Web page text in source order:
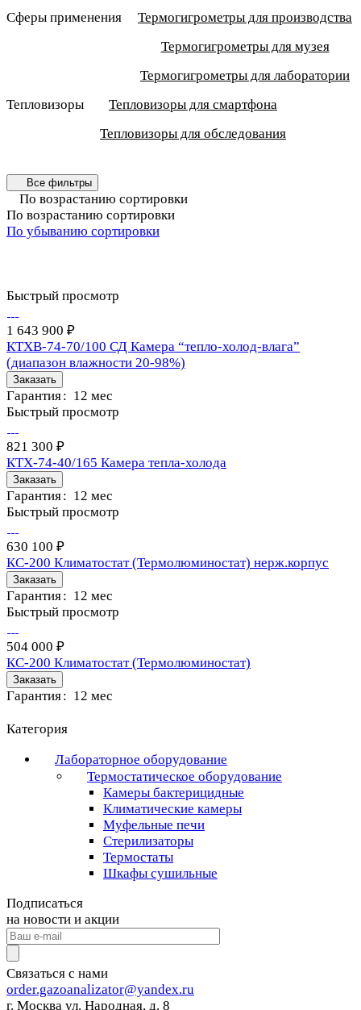
Сферы применения
Термогигрометры для производства
Термогигрометры для музея
Термогигрометры для лаборатории
Тепловизоры
Тепловизоры для смартфона
Тепловизоры для обследования
Все фильтры
По возрастанию сортировки
По возрастанию сортировки
По убыванию сортировки
Быстрый просмотр
1 643 900 ₽
КТХВ-74-70/100 СД Камера “тепло-холод-влага”
(диапазон влажности 20-98%)
Заказать
Гарантия: 12 мес
Быстрый просмотр
821 300 ₽
КТХ-74-40/165 Камера тепла-холода
Заказать
Гарантия: 12 мес
Быстрый просмотр
630 100 ₽
КС-200 Климатостат (Термолюминостат) нерж.корпус
Заказать
Гарантия: 12 мес
Быстрый просмотр
504 000 ₽
КС-200 Климатостат (Термолюминостат)
Заказать
Гарантия: 12 мес
Категория
Лабораторное оборудование
Термостатическое оборудование
Камеры бактерицидные
Климатические камеры
Муфельные печи
Стерилизаторы
Термостаты
Шкафы сушильные
Подписаться
на новости и акции
Связаться с нами
order.gazoanalizator@yandex.ru
г. Москва ул. Народная, д. 8